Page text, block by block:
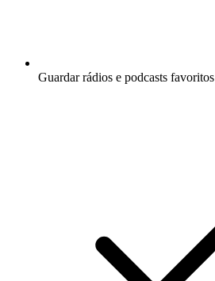
Guardar rádios e podcasts favoritos